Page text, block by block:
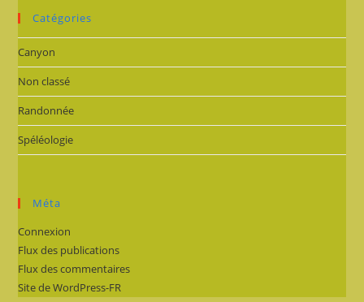
Catégories
Canyon
Non classé
Randonnée
Spéléologie
Méta
Connexion
Flux des publications
Flux des commentaires
Site de WordPress-FR